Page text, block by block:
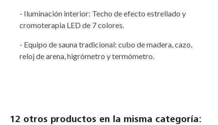
- Iluminación interior: Techo de efecto estrellado y
cromoterapia LED de 7 colores.
- Equipo de sauna tradicional: cubo de madera, cazo,
reloj de arena, higrómetro y termómetro.
12 otros productos en la misma categoría: